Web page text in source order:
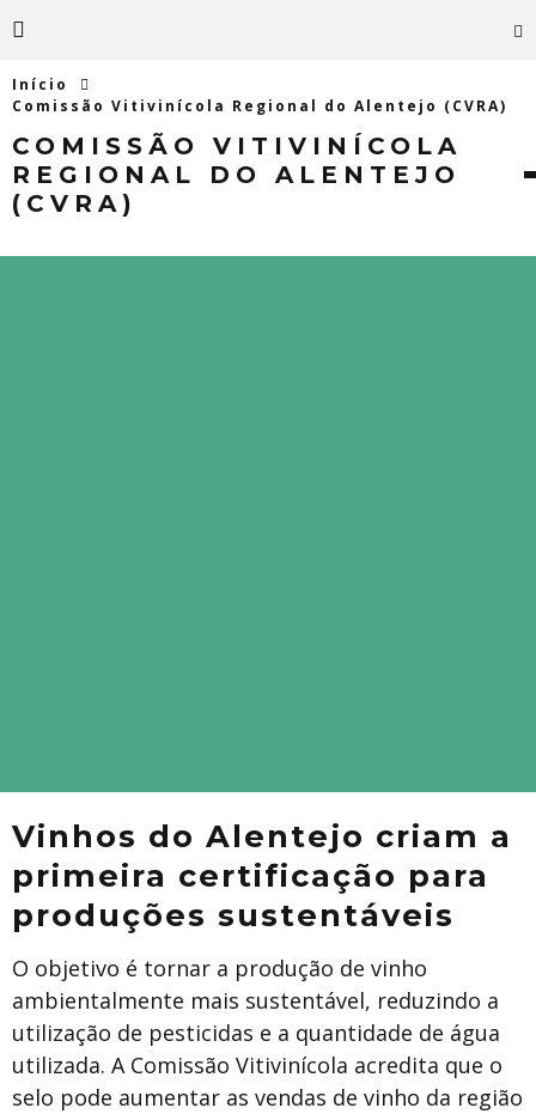
Início
Comissão Vitivinícola Regional do Alentejo (CVRA)
COMISSÃO VITIVINÍCOLA
REGIONAL DO ALENTEJO
(CVRA)
Vinhos do Alentejo criam a
primeira certificação para
produções sustentáveis
O objetivo é tornar a produção de vinho
ambientalmente mais sustentável, reduzindo a
utilização de pesticidas e a quantidade de água
utilizada. A Comissão Vitivinícola acredita que o
selo pode aumentar as vendas de vinho da região